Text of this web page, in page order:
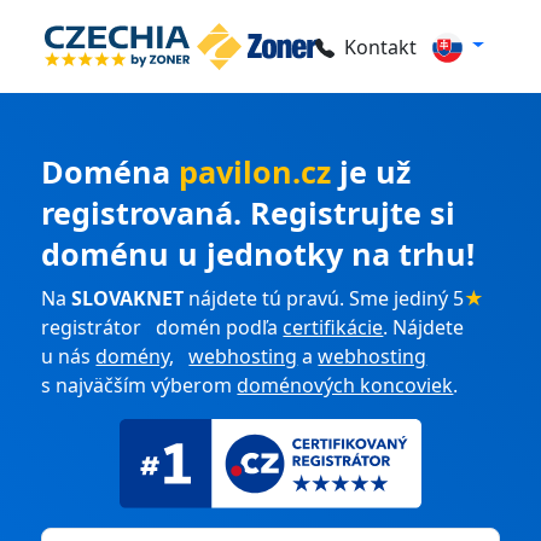
Kontakt
Doména pavilon.cz je už
registrovaná. Registrujte si
doménu u jednotky na trhu!
NaSLOVAKNET nájdete tú pravú. Sme jediný 5★
registrátor domén podľacertifikácie. Nájdete
u násdomény,webhosting awebhosting
s najväčším výberomdoménových koncoviek.